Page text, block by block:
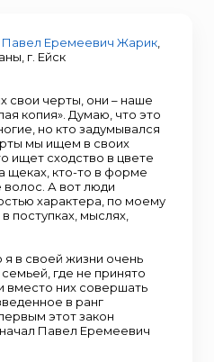
Павел Еремеевич Жарик
г. Ейск
свои черты, они – наше
копия». Думаю, что это
но кто задумывался
мы ищем в своих
ищет сходство в цвете
щеках, кто-то в форме
волос. А вот люди
характера, по моему
поступках, мыслях,
я в своей жизни очень
где не принято
вместо них совершать
в ранг
этот закон
Павел Еремеевич